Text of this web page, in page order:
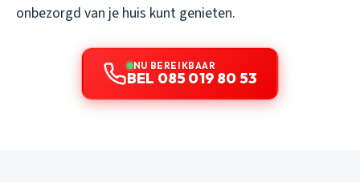
onbezorgd van je huis kunt genieten.
NU BEREIKBAAR
BEL 085 019 80 53